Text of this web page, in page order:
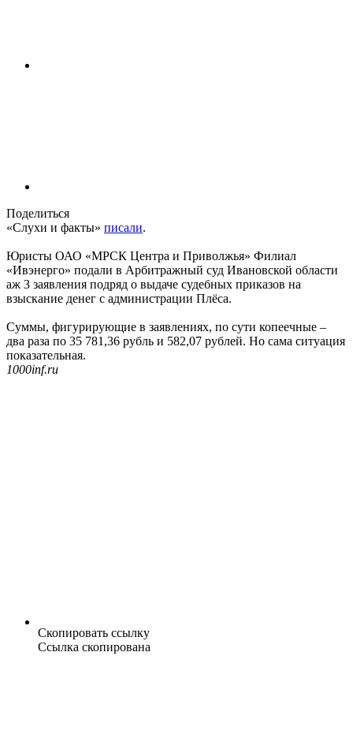
Поделиться
«Слухи и факты» писали.
Юристы ОАО «МРСК Центра и Приволжья» Филиал
«Ивэнерго» подали в Арбитражный суд Ивановской области
аж 3 заявления подряд о выдаче судебных приказов на
взыскание денег с администрации Плёса.
Суммы, фигурирующие в заявлениях, по сути копеечные –
два раза по 35 781,36 рубль и 582,07 рублей. Но сама ситуация
показательная.
1000inf.ru
Скопировать ссылку
Ссылка скопирована